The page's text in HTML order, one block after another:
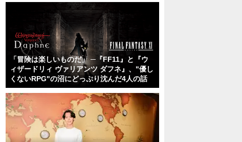
「冒険は楽しいものだ」 ─『FF11』と『ウ
ィザードリィ ヴァリアンツ ダフネ』、"優し
くないRPG"の沼にどっぷり沈んだ4人の話